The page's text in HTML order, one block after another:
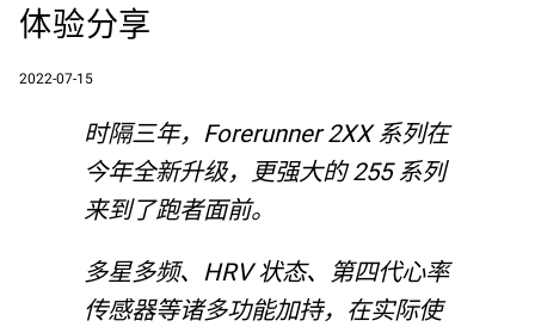
体验分享
2022-07-15
时隔三年，Forerunner 2XX 系列在
今年全新升级，更强大的 255 系列
来到了跑者面前。
多星多频、HRV 状态、第四代心率
传感器等诸多功能加持，在实际使